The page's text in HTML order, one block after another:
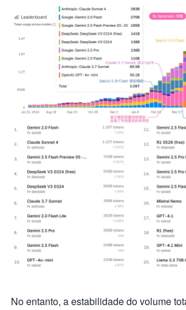
No entanto, a estabilidade do volume